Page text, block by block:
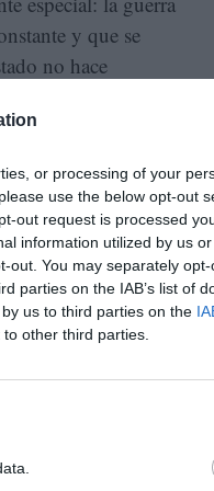
or processing of your
use the below opt-out
out request is processed
information utilized by us
out. You may separately
parties on the IAB’s list of
us to third parties on the
other third parties.
y que se
no hace
presión de grupos
destinarla
ciertos tipos de
y, en
la producción de
pero pocos